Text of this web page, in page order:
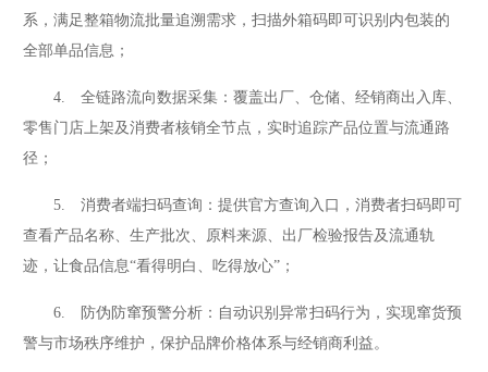
系，满足整箱物流批量追溯需求，扫描外箱码即可识别内包装的
全部单品信息；
4. 全链路流向数据采集：覆盖出厂、仓储、经销商出入库、
零售门店上架及消费者核销全节点，实时追踪产品位置与流通路
径；
5. 消费者端扫码查询：提供官方查询入口，消费者扫码即可
查看产品名称、生产批次、原料来源、出厂检验报告及流通轨
迹，让食品信息“看得明白、吃得放心”；
6. 防伪防窜预警分析：自动识别异常扫码行为，实现窜货预
警与市场秩序维护，保护品牌价格体系与经销商利益。